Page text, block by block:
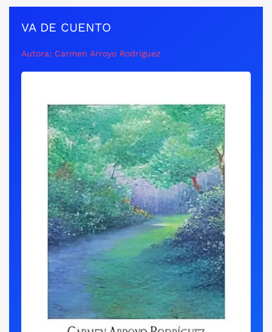
VA DE CUENTO
Autora: Carmen Arroyo Rodríguez